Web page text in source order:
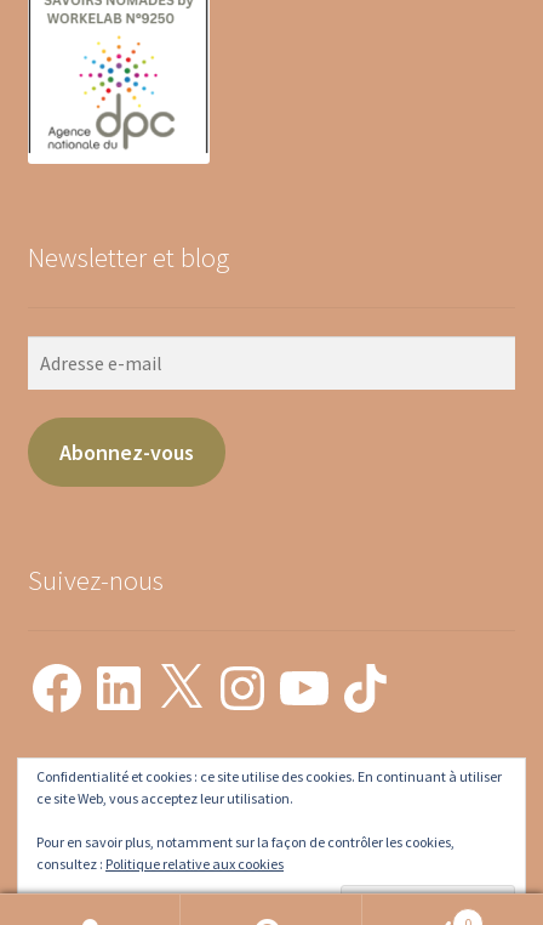
Confidentialité et cookies : ce site utilise des cookies. En continuant à utiliser
ce site Web, vous acceptez leur utilisation.
Pour en savoir plus, notamment sur la façon de contrôler les cookies,
consultez : Politique relative aux cookies
Newsletter et blog
Abonnez-vous
Suivez-nous
Mon compte